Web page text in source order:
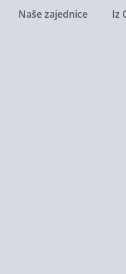
Naše zajednice Iz